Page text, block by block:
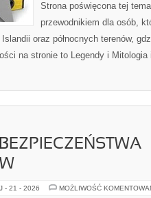
Strona poświęcona tej
przewodnikiem dla osób,
oraz północnych terenów,
na stronie to Legendy i
- 21 - 2026 MOŻLIWOŚĆ